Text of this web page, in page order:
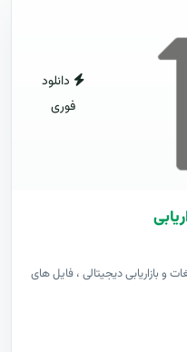
دانلود
فوری
و بازاریابی دیجیتالی ، فایل های